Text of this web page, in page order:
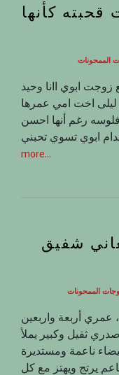
كأنها
الممحونات
مع زوجت ابوي اانا وحيد
ليلى اخت امي عمرها
عشان فلوسه رغم أنها احسن
more…
شفيق
الممحونات
عمري أربعة واربعين
ثقيل وكبير يملأ
ناعمة ومستديرة
يرتج ويهتز مع كل